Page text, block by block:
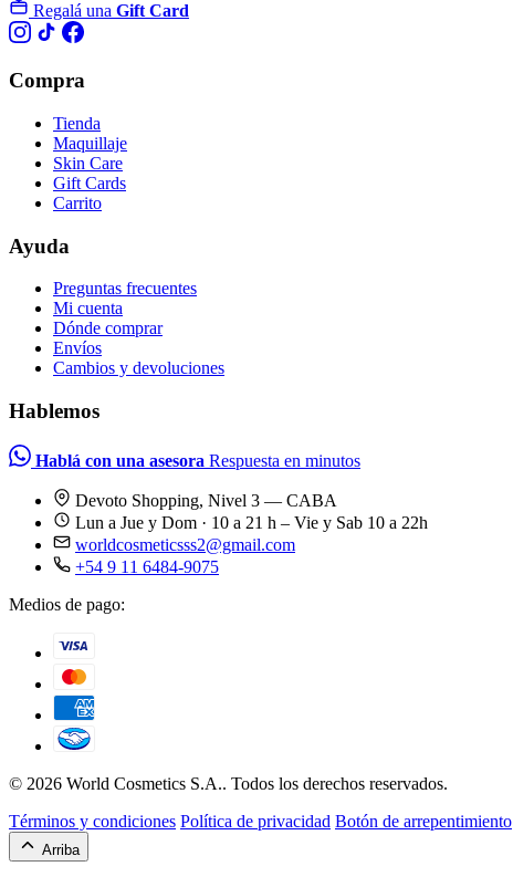
Regalá una Gift Card
Compra
Tienda
Maquillaje
Skin Care
Gift Cards
Carrito
Ayuda
Preguntas frecuentes
Mi cuenta
Dónde comprar
Envíos
Cambios y devoluciones
Hablemos
Hablá con una asesora Respuesta en minutos
Devoto Shopping, Nivel 3 — CABA
Lun a Jue y Dom · 10 a 21 h – Vie y Sab 10 a 22h
worldcosmeticsss2@gmail.com
+54 9 11 6484-9075
Medios de pago:
© 2026 World Cosmetics S.A.. Todos los derechos reservados.
Términos y condiciones Política de privacidad Botón de arrepentimiento
Arriba